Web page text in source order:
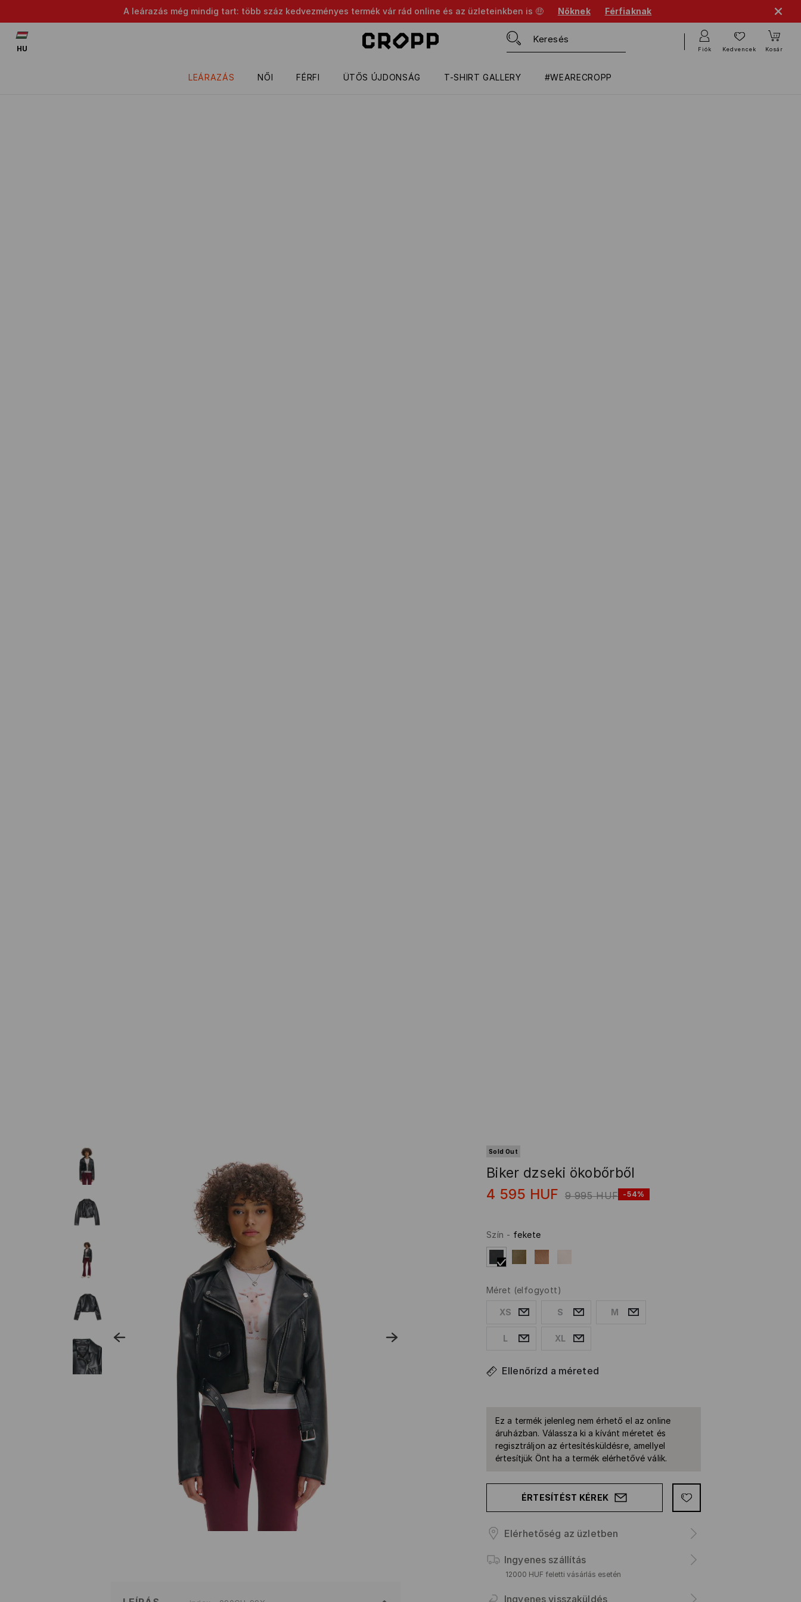
A leárazás még mindig tart: több száz kedvezményes termék vár rád online és az üzleteinkben is 🤑 Nőknek Férfiaknak
LEÁRAZÁS NŐI FÉRFI ÜTŐS ÚJDONSÁG T-SHIRT GALLERY #WEARECROPP
HU Fiók Kedvencek Kosár
Sold Out
Biker dzseki ökobőrből
4 595 HUF 9 995 HUF -54%
Szín - fekete
Méret (elfogyott)
XS S M
L XL
Ellenőrízd a méreted
Ez a termék jelenleg nem érhető el az online
áruházban. Válassza ki a kívánt méretet és
regisztráljon az értesítésküldésre, amellyel
értesítjük Önt ha a termék elérhetővé válik.
ÉRTESÍTÉST KÉREK
Elérhetőség az üzletben
Ingyenes szállítás
12000 HUF feletti vásárlás esetén
Ingyenes visszaküldés